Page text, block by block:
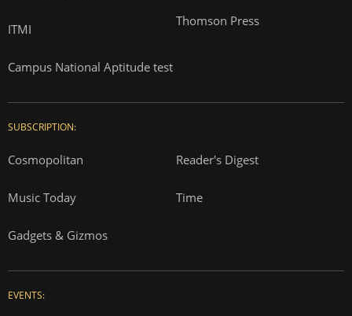
ITMI
Campus National Aptitude test
Thomson Press
SUBSCRIPTION:
Cosmopolitan Reader's Digest
Music Today Time
Gadgets & Gizmos
EVENTS: